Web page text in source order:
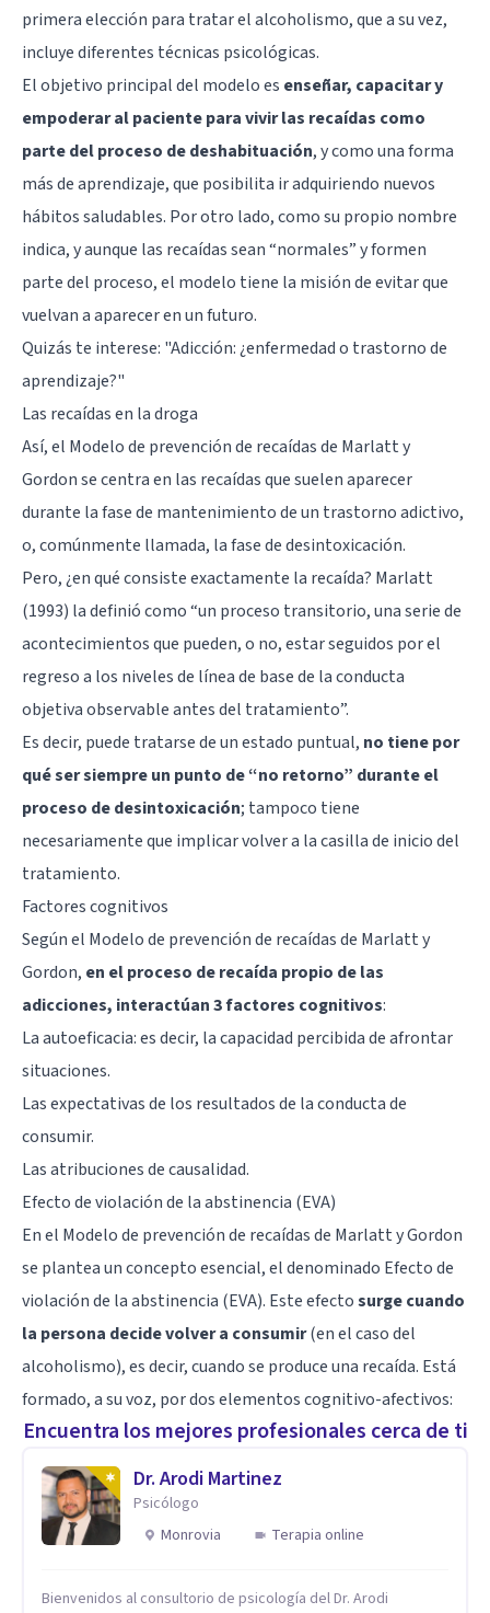
primera elección para tratar el alcoholismo, que a su vez,
incluye diferentes técnicas psicológicas.
El objetivo principal del modelo es enseñar, capacitar y
empoderar al paciente para vivir las recaídas como
parte del proceso de deshabituación, y como una forma
más de aprendizaje, que posibilita ir adquiriendo nuevos
hábitos saludables. Por otro lado, como su propio nombre
indica, y aunque las recaídas sean “normales” y formen
parte del proceso, el modelo tiene la misión de evitar que
vuelvan a aparecer en un futuro.
Quizás te interese: "Adicción: ¿enfermedad o trastorno de
aprendizaje?"
Las recaídas en la droga
Así, el Modelo de prevención de recaídas de Marlatt y
Gordon se centra en las recaídas que suelen aparecer
durante la fase de mantenimiento de un trastorno adictivo,
o, comúnmente llamada, la fase de desintoxicación.
Pero, ¿en qué consiste exactamente la recaída? Marlatt
(1993) la definió como “un proceso transitorio, una serie de
acontecimientos que pueden, o no, estar seguidos por el
regreso a los niveles de línea de base de la conducta
objetiva observable antes del tratamiento”.
Es decir, puede tratarse de un estado puntual, no tiene por
qué ser siempre un punto de “no retorno” durante el
proceso de desintoxicación; tampoco tiene
necesariamente que implicar volver a la casilla de inicio del
tratamiento.
Factores cognitivos
Según el Modelo de prevención de recaídas de Marlatt y
Gordon, en el proceso de recaída propio de las
adicciones, interactúan 3 factores cognitivos:
La autoeficacia: es decir, la capacidad percibida de afrontar
situaciones.
Las expectativas de los resultados de la conducta de
consumir.
Las atribuciones de causalidad.
Efecto de violación de la abstinencia (EVA)
En el Modelo de prevención de recaídas de Marlatt y Gordon
se plantea un concepto esencial, el denominado Efecto de
violación de la abstinencia (EVA). Este efectosurge cuando
la persona decide volver a consumir(en el caso del
alcoholismo), es decir, cuando se produce una recaída. Está
formado, a su voz, por dos elementos cognitivo-afectivos:
Encuentra los mejores profesionales cerca de ti
Dr. Arodi Martinez
Psicólogo
Monrovia
Terapia online
Bienvenidos al consultorio de psicología del Dr. Arodi